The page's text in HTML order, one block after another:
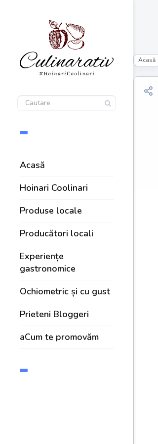
Acasă
Hoinari Coolinari
Produse locale
Producători locali
Experiențe
gastronomice
Ochiometric și cu gust
Prieteni Bloggeri
aCum te promovăm
Acasă